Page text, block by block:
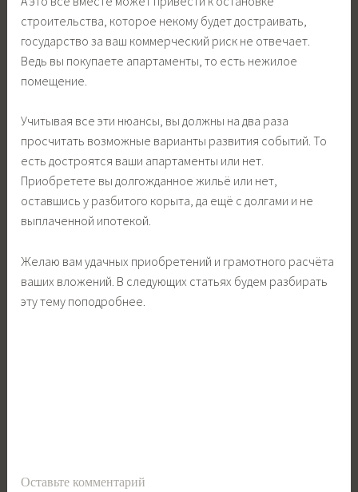
строительства, которое некому будет достраивать,
государство за ваш коммерческий риск не отвечает.
Ведь вы покупаете апартаменты, то есть нежилое
помещение.
Учитывая все эти нюансы, вы должны на два раза
просчитать возможные варианты развития событий. То
есть достроятся ваши апартаменты или нет.
Приобретете вы долгожданное жильё или нет,
оставшись у разбитого корыта, да ещё с долгами и не
выплаченной ипотекой.
Желаю вам удачных приобретений и грамотного расчёта
ваших вложений. В следующих статьях будем разбирать
эту тему поподробнее.
Оставьте комментарий